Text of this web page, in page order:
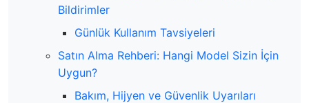
Bildirimler
Günlük Kullanım Tavsiyeleri
Satın Alma Rehberi: Hangi Model Sizin İçin
Uygun?
Bakım, Hijyen ve Güvenlik Uyarıları